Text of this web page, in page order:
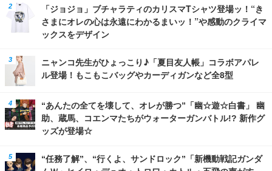
「ジョジョ」ブチャラティのカリスマTシャツ登場ッ！“き
さまにオレの心は永遠にわかるまいッ！”や感動のクライマ
ックスをデザイン
ニャンコ先生がひょっこり♪「夏目友人帳」コラボアパレ
ル登場！もこもこバッグやカーディガンなど全8型
“あんたの全てを壊して、オレが勝つ”「幽☆遊☆白書」 幽
助、蔵馬、コエンマたちがウォーターガンバトル!? 新作グ
ッズが登場☆
“任務了解”、“行くよ、サンドロック”「新機動戦記ガンダ